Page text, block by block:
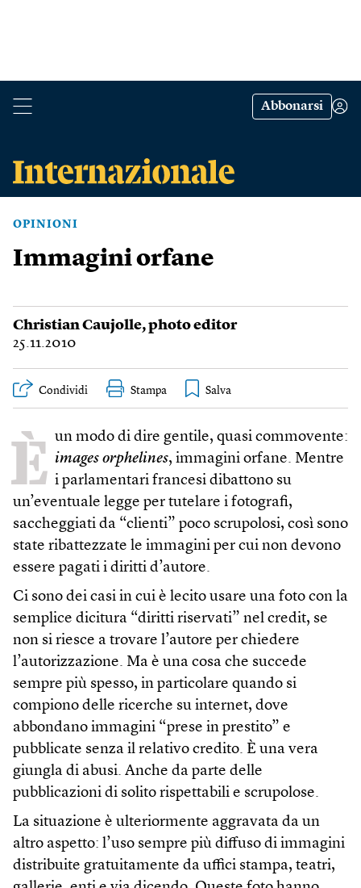
Abbonarsi
OPINIONI
Immagini orfane
Christian Caujolle, photo editor
25.11.2010
Condividi Stampa
È un modo di dire gentile, quasi commovente:
images orphelines, immagini orfane. Mentre
i parlamentari francesi dibattono su
un’eventuale legge per tutelare i fotografi,
saccheggiati da “clienti” poco scrupolosi, così sono
state ribattezzate le immagini per cui non devono
essere pagati i diritti d’autore.
Ci sono dei casi in cui è lecito usare una foto con la
semplice dicitura “diritti riservati” nel credit, se
non si riesce a trovare l’autore per chiedere
l’autorizzazione. Ma è una cosa che succede
sempre più spesso, in particolare quando si
compiono delle ricerche su internet, dove
abbondano immagini “prese in prestito” e
pubblicate senza il relativo credito. È una vera
giungla di abusi. Anche da parte delle
pubblicazioni di solito rispettabili e scrupolose.
La situazione è ulteriormente aggravata da un
altro aspetto: l’uso sempre più diffuso di immagini
distribuite gratuitamente da uffici stampa, teatri,